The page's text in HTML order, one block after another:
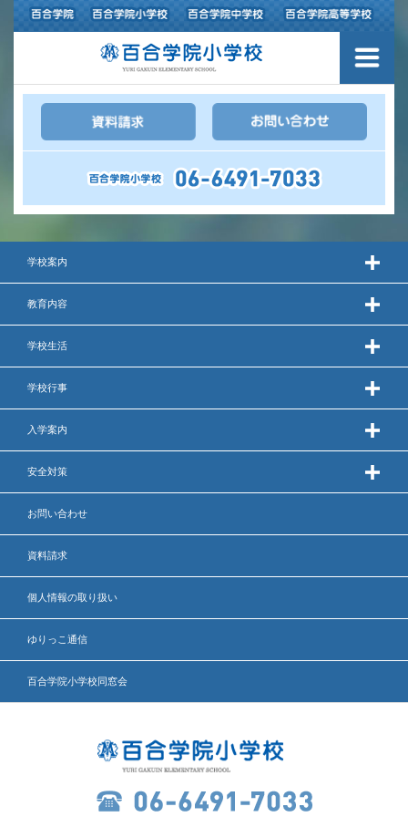
学校案内
教育内容
学校生活
学校行事
入学案内
安全対策
お問い合わせ
資料請求
個人情報の取り扱い
ゆりっこ通信
百合学院小学校同窓会
３つの豊かさ・沿革
施設紹介
アクセスマップ
制服紹介
スクールバス運行
体育と食育
クラブ活動
百合学院小学校の一日
許可証